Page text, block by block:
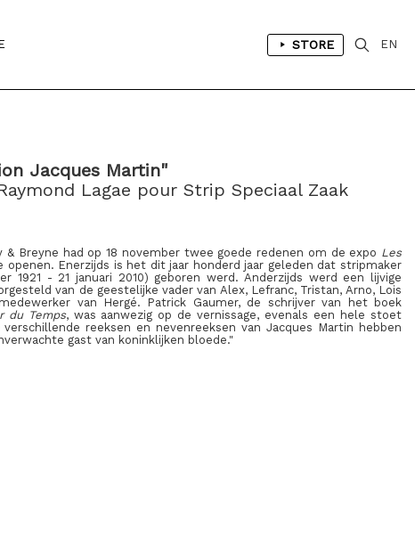
STORE EN
Jacques Martin"
Lagae pour Strip Speciaal Zaak
& Breyne had op 18 november twee goede redenen om de expo Les
Enerzijds is het dit jaar honderd jaar geleden dat stripmaker
1921 - 21 januari 2010) geboren werd. Anderzijds werd een lijvige
van de geestelijke vader van Alex, Lefranc, Tristan, Arno, Lois
van Hergé. Patrick Gaumer, de schrijver van het boek
du Temps, was aanwezig op de vernissage, evenals een hele stoet
reeksen en nevenreeksen van Jacques Martin hebben
gast van koninklijken bloede."